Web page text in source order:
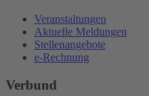
Veranstaltungen
Aktuelle Meldungen
Stellenangebote
e-Rechnung
Verbund